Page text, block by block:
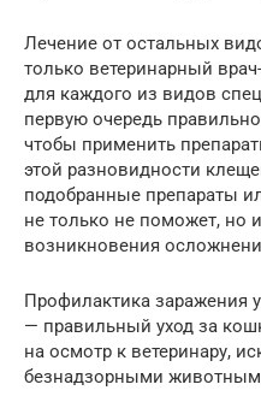
Лечение от остальных
только ветеринарный
для каждого из видов
первую очередь
чтобы применить
этой разновидности
подобранные препараты
не только не поможет, но
возникновения
Профилактика
— правильный уход за
на осмотр к ветеринару,
безнадзорными